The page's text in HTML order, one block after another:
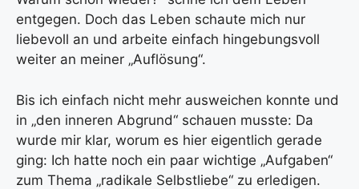
entgegen. Doch das Leben schaute mich nur
liebevoll an und arbeite einfach hingebungsvoll
weiter an meiner „Auflösung“.
Bis ich einfach nicht mehr ausweichen konnte und
in „den inneren Abgrund“ schauen musste: Da
wurde mir klar, worum es hier eigentlich gerade
ging: Ich hatte noch ein paar wichtige „Aufgaben“
zum Thema „radikale Selbstliebe“ zu erledigen.